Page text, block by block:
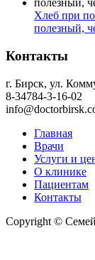
Хлеб при
полезный,
Контакты
г. Бирск, ул.
8-34784-3-16-02
Главная
Врачи
Услуги и
О клинике
Пациентам
Контакты
Copyright ©